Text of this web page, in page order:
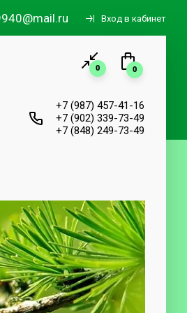
Вход в кабинет
+7 (987) 457-41-16
+7 (902) 339-73-49
+7 (848) 249-73-49
0 0